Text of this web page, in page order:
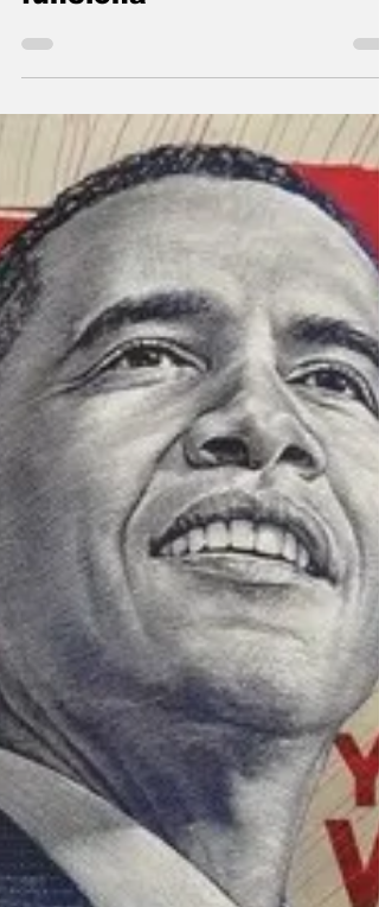
marketing político não